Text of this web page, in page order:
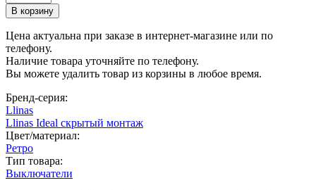
Цена актуальна при заказе в интернет-магазине или по
телефону.
Наличие товара уточняйте по телефону.
Вы можете удалить товар из корзины в любое время.
Бренд-серия:
Llinas
Llinas Ideal скрытый монтаж
Цвет/материал:
Ретро
Тип товара:
Выключатели